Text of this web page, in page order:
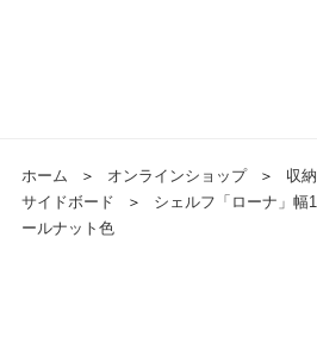
ホーム ＞ オンラインショップ ＞ 収
サイドボード
＞
シェルフ「ローナ」幅
ールナット色